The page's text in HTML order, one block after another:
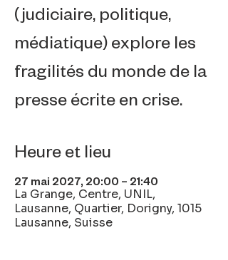
(judiciaire, politique,
médiatique) explore les
fragilités du monde de la
presse écrite en crise.
Heure et lieu
27 mai 2027, 20:00 – 21:40
La Grange, Centre, UNIL,
Lausanne, Quartier, Dorigny, 1015
Lausanne, Suisse